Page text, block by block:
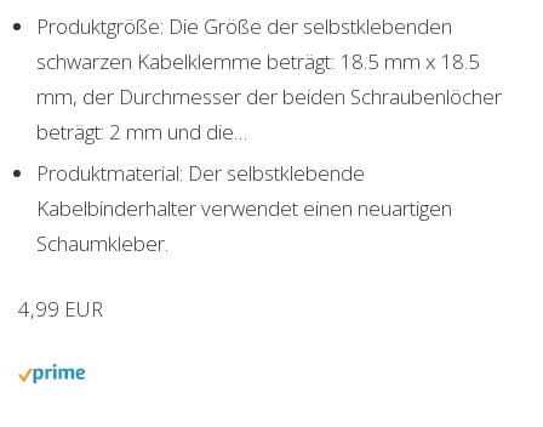
Produktgröße: Die Größe der selbstklebenden
schwarzen Kabelklemme beträgt: 18.5 mm x 18.5
mm, der Durchmesser der beiden Schraubenlöcher
beträgt: 2 mm und die…
Produktmaterial: Der selbstklebende
Kabelbinderhalter verwendet einen neuartigen
Schaumkleber.
4,99 EUR